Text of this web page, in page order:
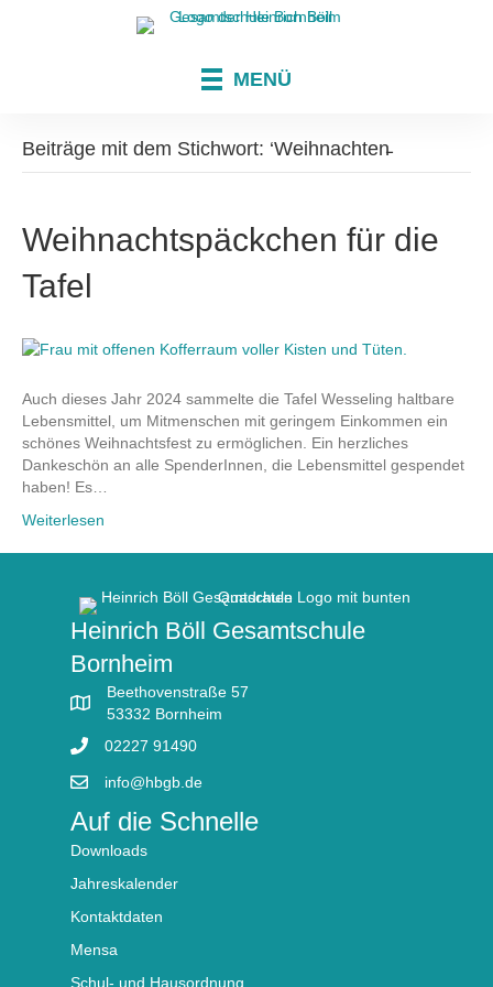
MENÜ
Beiträge mit dem Stichwort: ‘Weihnachten̵
Weihnachtspäckchen für die
Tafel
Auch dieses Jahr 2024 sammelte die Tafel Wesseling haltbare
Lebensmittel, um Mitmenschen mit geringem Einkommen ein
schönes Weihnachtsfest zu ermöglichen. Ein herzliches
Dankeschön an alle SpenderInnen, die Lebensmittel gespendet
haben! Es…
Weiterlesen
Heinrich Böll Gesamtschule
Bornheim
Beethovenstraße 57
53332 Bornheim
02227 91490
info@hbgb.de
Auf die Schnelle
Downloads
Jahreskalender
Kontaktdaten
Mensa
Schul- und Hausordnung